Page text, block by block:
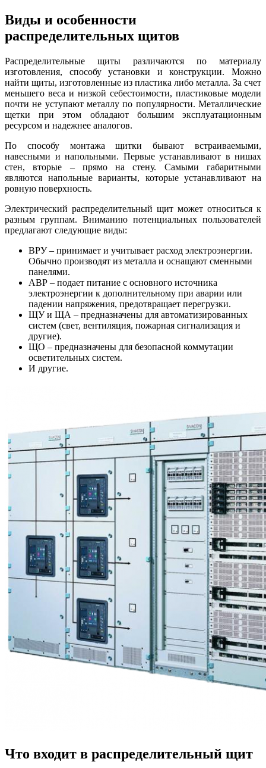
Виды и особенности
распределительных щитов
Распределительные щиты различаются по материалу
изготовления, способу установки и конструкции. Можно
найти щиты, изготовленные из пластика либо металла. За счет
меньшего веса и низкой себестоимости, пластиковые модели
почти не уступают металлу по популярности. Металлические
щетки при этом обладают большим эксплуатационным
ресурсом и надежнее аналогов.
По способу монтажа щитки бывают встраиваемыми,
навесными и напольными. Первые устанавливают в нишах
стен, вторые – прямо на стену. Самыми габаритными
являются напольные варианты, которые устанавливают на
ровную поверхность.
Электрический распределительный щит может относиться к
разным группам. Вниманию потенциальных пользователей
предлагают следующие виды:
ВРУ – принимает и учитывает расход электроэнергии.
Обычно производят из металла и оснащают сменными
панелями.
АВР – подает питание с основного источника
электроэнергии к дополнительному при аварии или
падении напряжения, предотвращает перегрузки.
ЩУ и ЩА – предназначены для автоматизированных
систем (свет, вентиляция, пожарная сигнализация и
другие).
ЩО – предназначены для безопасной коммутации
осветительных систем.
И другие.
Что входит в распределительный щит